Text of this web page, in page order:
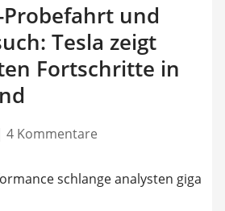
und
Tesla zeigt
Fortschritte in
4 Kommentare